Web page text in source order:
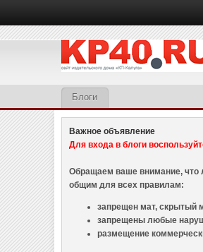
Блоги
Важное объявление
Для входа в блоги
Обращаем ваше внимание, что
общим для всех правилам:
запрещен мат, скрытый
запрещены любые
размещение